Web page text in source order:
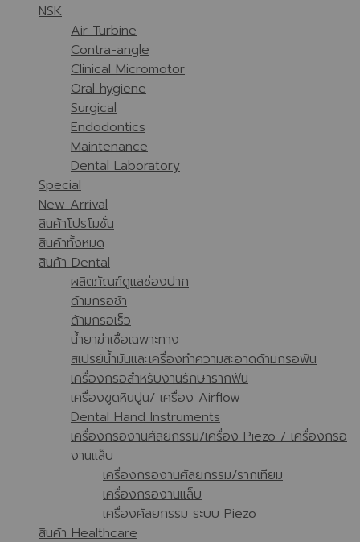
NSK
Air Turbine
Contra-angle
Clinical Micromotor
Oral hygiene
Surgical
Endodontics
Maintenance
Dental Laboratory
Special
New Arrival
สินค้าโปรโมชั่น
สินค้าทั้งหมด
สินค้า Dental
ผลิตภัณฑ์ดูแลช่องปาก
ด้ามกรอช้า
ด้ามกรอเร็ว
น้ำยาฆ่าเชื้อเฉพาะทาง
สเปรย์น้ำมันและเครื่องทำความสะอาดด้ามกรอฟัน
เครื่องกรอสำหรับงานรักษารากฟัน
เครื่องขูดหินปูน/ เครื่อง Airflow
Dental Hand Instruments
เครื่องกรองานศัลยกรรม/เครื่อง Piezo / เครื่องกรอ
งานแล็บ
เครื่องกรองานศัลยกรรม/รากเทียม
เครื่องกรองานแล็บ
เครื่องศัลยกรรม ระบบ Piezo
สินค้า Healthcare